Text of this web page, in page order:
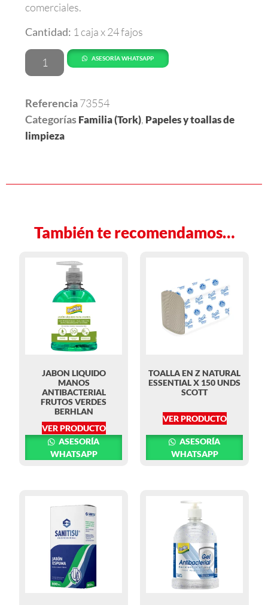
comerciales.
Cantidad: 1 caja x 24 fajos
ASESORÍA WHATSAPP
Referencia73554
CategoríasFamilia (Tork), Papeles y toallas de
limpieza
También te recomendamos…
JABON LIQUIDO
MANOS
ANTIBACTERIAL
FRUTOS VERDES
BERHLAN
VER PRODUCTO
ASESORÍA
WHATSAPP
TOALLA EN Z NATURAL
ESSENTIAL X 150 UNDS
SCOTT
VER PRODUCTO
ASESORÍA
WHATSAPP